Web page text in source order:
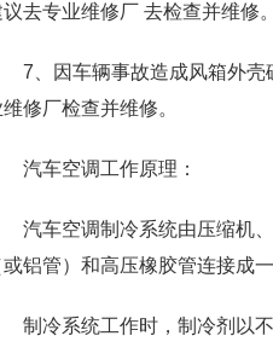
去专业维修厂 去检查并维修。
7、因车辆事故造成风箱外
维修厂检查并维修。
汽车空调工作原理：
汽车空调制冷系统由压缩机
或铝管）和高压橡胶管连接成
制冷系统工作时，制冷剂以